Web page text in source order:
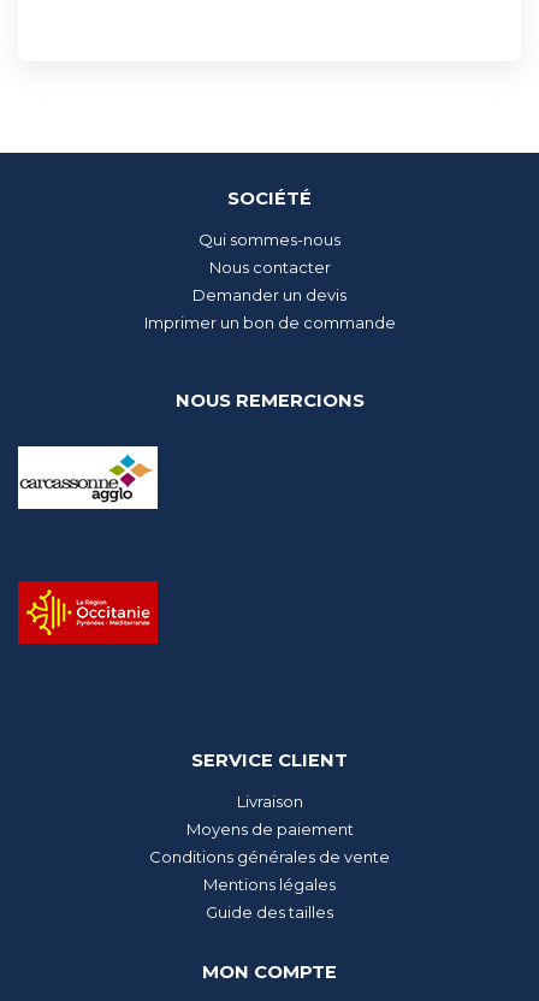
SOCIÉTÉ
Qui sommes-nous
Nous contacter
Demander un devis
Imprimer un bon de commande
NOUS REMERCIONS
SERVICE CLIENT
Livraison
Moyens de paiement
Conditions générales de vente
Mentions légales
Guide des tailles
MON COMPTE